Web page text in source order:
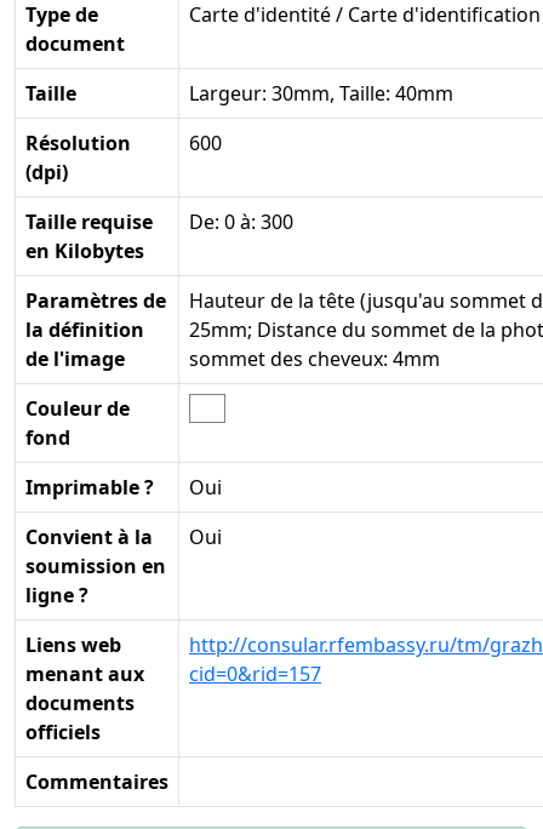
Type de
document
Carte d'identité / Carte d'identification
Taille
Largeur: 30mm, Taille: 40mm
Résolution
(dpi)
600
Taille requise
en Kilobytes
De: 0 à: 300
Paramètres de
la définition
de l'image
Hauteur de la tête (jusqu'au sommet
25mm; Distance du sommet de la
sommet des cheveux: 4mm
Couleur de
fond
Imprimable ?
Oui
Convient à la
soumission en
ligne ?
Oui
Liens web
menant aux
documents
officiels
http://consular.rfembassy.ru/tm/
cid=0&rid=157
Commentaires